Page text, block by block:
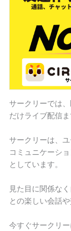
サークリーでは
だけライブ配信
サークリーは、
コミュニケーシ
としています。
見た目に関係な
との楽しい会話
今すぐサークリ